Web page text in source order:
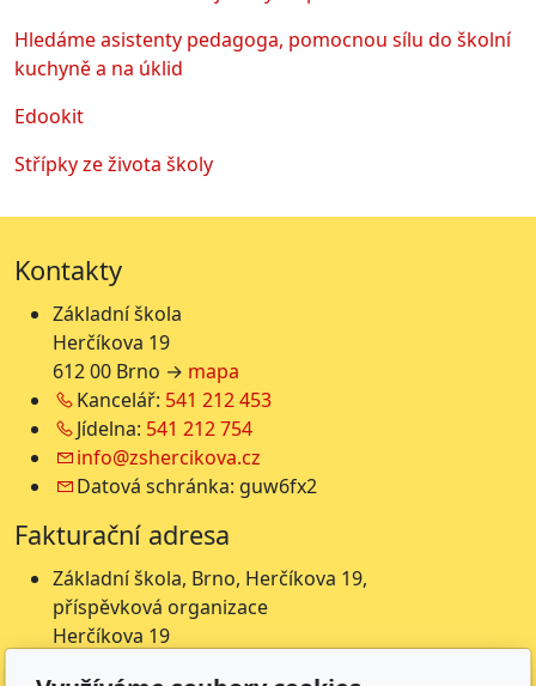
Hledáme asistenty pedagoga, pomocnou sílu do školní
kuchyně a na úklid
Edookit
Střípky ze života školy
Kontakty
Základní škola
Herčíkova 19
612 00 Brno → mapa
Kancelář: 541 212 453
Jídelna: 541 212 754
info@zshercikova.cz
Datová schránka: guw6fx2
Fakturační adresa
Základní škola, Brno, Herčíkova 19,
příspěvková organizace
Herčíkova 19